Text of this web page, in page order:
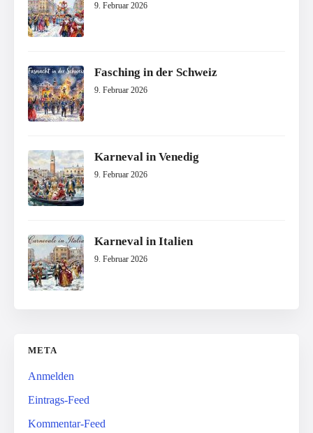
9. Februar 2026
Fasching in der Schweiz
9. Februar 2026
Karneval in Venedig
9. Februar 2026
Karneval in Italien
9. Februar 2026
META
Anmelden
Eintrags-Feed
Kommentar-Feed